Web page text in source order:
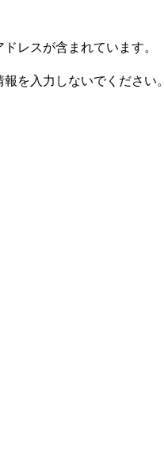
レスが含まれています。
を入力しないでください。